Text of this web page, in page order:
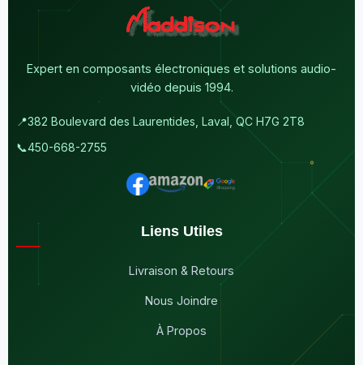
Expert en composants électroniques et solutions audio-
vidéo depuis 1994.
📍382 Boulevard des Laurentides, Laval, QC H7G 2T8
📞450-668-2755
Liens Utiles
Livraison & Retours
Nous Joindre
À Propos